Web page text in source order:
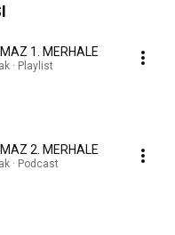
1. MERHALE
· Playlist
2. MERHALE
· Podcast